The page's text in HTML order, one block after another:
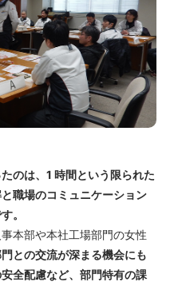
のは、1 時間という限られた
職場のコミュニケーション
。
本部や本社工場部門の女性
との交流が深まる機会にも
全配慮など、部門特有の課